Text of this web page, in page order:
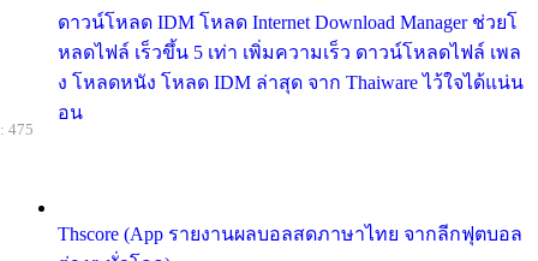
ดาวน์โหลด IDM โหลด Internet Download Manager ช่วยโ
หลดไฟล์ เร็วขึ้น 5 เท่า เพิ่มความเร็ว ดาวน์โหลดไฟล์ เพล
ง โหลดหนัง โหลด IDM ล่าสุด จาก Thaiware ไว้ใจได้แน่น
อน
Thscore (App รายงานผลบอลสดภาษาไทย จากลีกฟุตบอล
475